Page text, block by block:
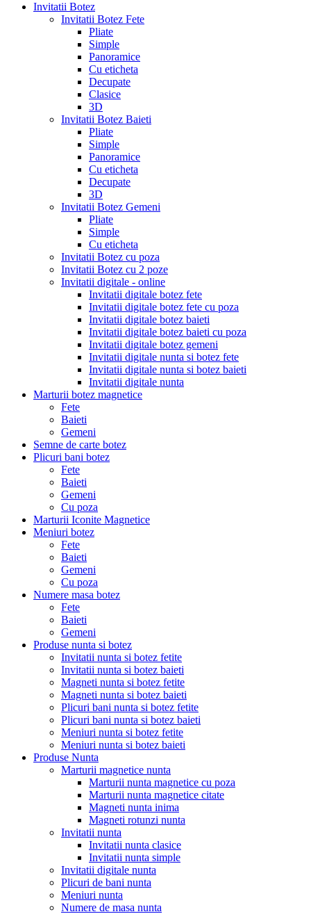
Invitatii Botez
Invitatii Botez Fete
Pliate
Simple
Panoramice
Cu eticheta
Decupate
Clasice
3D
Invitatii Botez Baieti
Pliate
Simple
Panoramice
Cu eticheta
Decupate
3D
Invitatii Botez Gemeni
Pliate
Simple
Cu eticheta
Invitatii Botez cu poza
Invitatii Botez cu 2 poze
Invitatii digitale - online
Invitatii digitale botez fete
Invitatii digitale botez fete cu poza
Invitatii digitale botez baieti
Invitatii digitale botez baieti cu poza
Invitatii digitale botez gemeni
Invitatii digitale nunta si botez fete
Invitatii digitale nunta si botez baieti
Invitatii digitale nunta
Marturii botez magnetice
Fete
Baieti
Gemeni
Semne de carte botez
Plicuri bani botez
Fete
Baieti
Gemeni
Cu poza
Marturii Iconite Magnetice
Meniuri botez
Fete
Baieti
Gemeni
Cu poza
Numere masa botez
Fete
Baieti
Gemeni
Produse nunta si botez
Invitatii nunta si botez fetite
Invitatii nunta si botez baieti
Magneti nunta si botez fetite
Magneti nunta si botez baieti
Plicuri bani nunta si botez fetite
Plicuri bani nunta si botez baieti
Meniuri nunta si botez fetite
Meniuri nunta si botez baieti
Produse Nunta
Marturii magnetice nunta
Marturii nunta magnetice cu poza
Marturii nunta magnetice citate
Magneti nunta inima
Magneti rotunzi nunta
Invitatii nunta
Invitatii nunta clasice
Invitatii nunta simple
Invitatii digitale nunta
Plicuri de bani nunta
Meniuri nunta
Numere de masa nunta